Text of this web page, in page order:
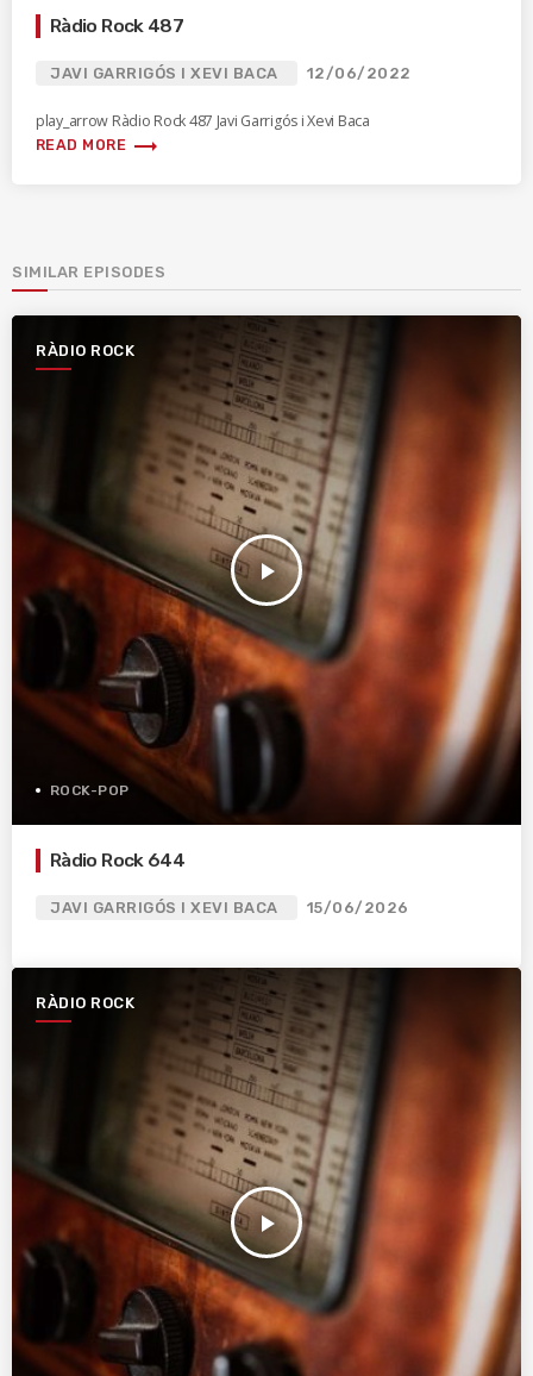
Ràdio Rock 487
JAVI GARRIGÓS I XEVI BACA 12/06/2022
play_arrow Ràdio Rock 487 Javi Garrigós i Xevi Baca
READ MORE trending_flat
SIMILAR EPISODES
RÀDIO ROCK
play_arrow
ROCK-POP
Ràdio Rock 644
JAVI GARRIGÓS I XEVI BACA 15/06/2026
RÀDIO ROCK
play_arrow